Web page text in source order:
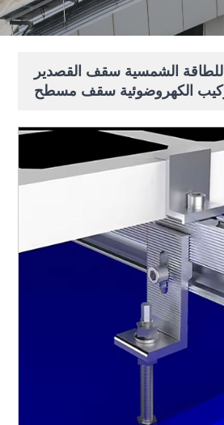
الشمسية سقف القصدير
الكهروضوئية سقف مسطح